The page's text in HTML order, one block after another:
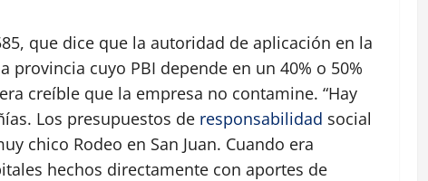
que dice que la autoridad de aplicación en la
cuyo PBI depende en un 40% o 50%
creíble que la empresa no contamine. “Hay
Los presupuestos de responsabilidad social
chico Rodeo en San Juan. Cuando era
hechos directamente con aportes de